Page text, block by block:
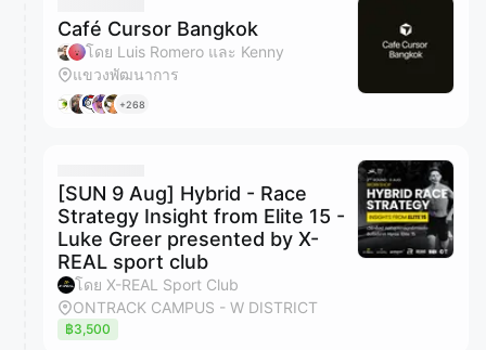
Café Cursor Bangkok
โดย Luis Romero และ Kenny
แขวงพัฒนาการ
+268
[SUN 9 Aug] Hybrid - Race
Strategy Insight from Elite 15 -
Luke Greer presented by X-
REAL sport club
โดย X-REAL Sport Club
ONTRACK CAMPUS - W DISTRICT
฿3,500